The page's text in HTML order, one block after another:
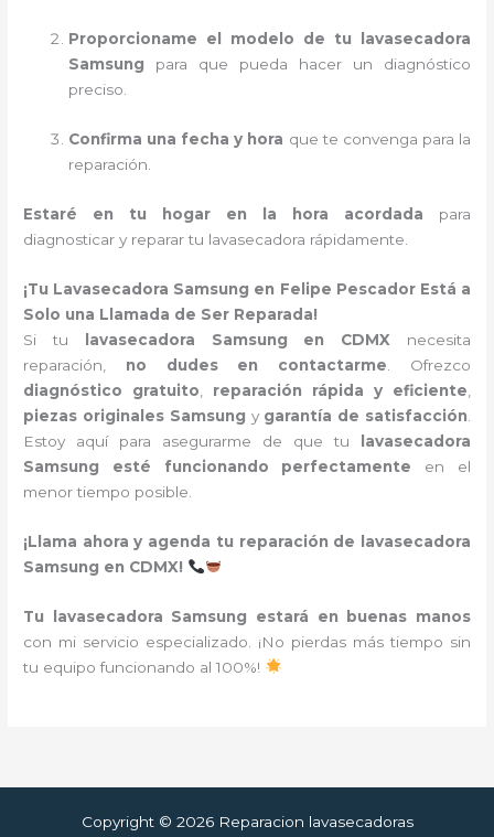
Proporcioname el modelo de tu lavasecadora
Samsung para que pueda hacer un diagnóstico
preciso.
Confirma una fecha y hora que te convenga para la
reparación.
Estaré en tu hogar en la hora acordada para
diagnosticar y reparar tu lavasecadora rápidamente.
¡Tu Lavasecadora Samsung en Felipe Pescador Está a
Solo una Llamada de Ser Reparada!
Si tu
lavasecadora Samsung en CDMX necesita
reparación, no dudes en contactarme . Ofrezco
diagnóstico gratuito
reparación rápida y eficiente
piezas originales Samsung y garantía de satisfacción
Estoy aquí para asegurarme de que tu
lavasecadora
Samsung esté funcionando perfectamente en el
menor tiempo posible.
¡Llama ahora y agenda tu reparación de lavasecadora
Samsung en CDMX!
Tu lavasecadora Samsung estará en buenas manos
con mi servicio especializado. ¡No pierdas más tiempo sin
tu equipo funcionando al 100%!
Copyright © 2026 Reparacion lavasecadoras